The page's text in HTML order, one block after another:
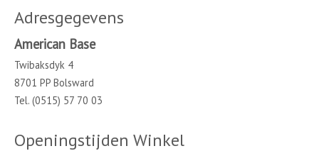
Adresgegevens
American Base
Twibaksdyk 4
8701 PP Bolsward
Tel. (0515) 57 70 03
Openingstijden Winkel